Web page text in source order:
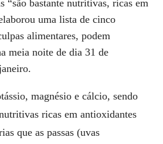
“são bastante nutritivas, ricas em
uma lista de cinco
alimentares, podem
meia noite de dia 31 de
magnésio e cálcio, sendo
ricas em antioxidantes
que as passas (uvas